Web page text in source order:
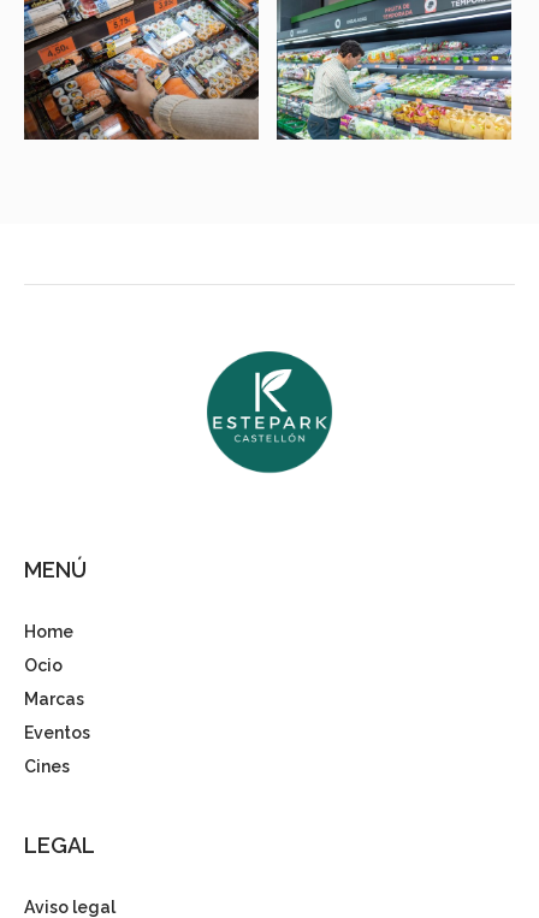
MENÚ
Home
Ocio
Marcas
Eventos
Cines
LEGAL
Aviso legal